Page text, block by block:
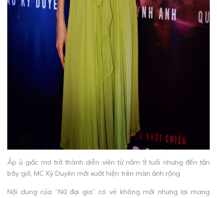
Ấp ủ giấc mơ trở thành diễn viên từ năm 9 tuổi nhưng đến tận
bây giờ, MC Kỳ Duyên mới xuất hiện trên màn ảnh rộng
Nội dung của “Nữ đại gia” có vẻ không mới nhưng lại mang